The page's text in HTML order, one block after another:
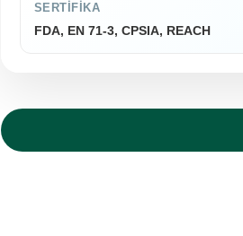
SERTIFIKA
FDA, EN 71-3, CPSIA, REACH